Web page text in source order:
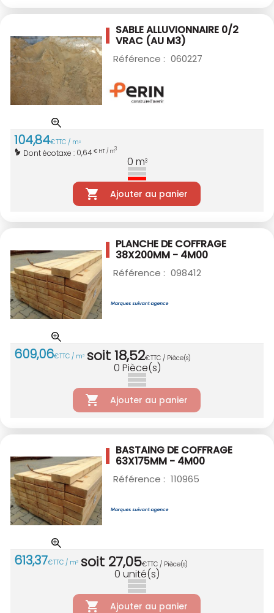
SABLE ALLUVIONNAIRE 0/2
VRAC (AU M3)
Référence : 060227
104,84€TTC / m3
Dont écotaxe : 0,64€ HT / m3
0 m3
Ajouter au panier
PLANCHE DE COFFRAGE
38X200MM - 4M00
Référence : 098412
609,06€TTC / m3 soit18,52€TTC / Pièce(s)
0 Pièce(s)
Ajouter au panier
BASTAING DE COFFRAGE
63X175MM - 4M00
Référence : 110965
613,37€TTC / m3 soit 27,05€TTC / Pièce(s)
0 unité(s)
Ajouter au panier